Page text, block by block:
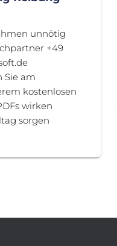
unnötig
+49
Sie am
kostenlosen
wirken
sorgen